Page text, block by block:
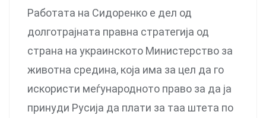
Работата на Сидоренко е дел од
долготрајната правна стратегија од
страна на украинското Министерство за
животна средина, која има за цел да го
искористи меѓународното право за да ја
принуди Русија да плати за таа штета по